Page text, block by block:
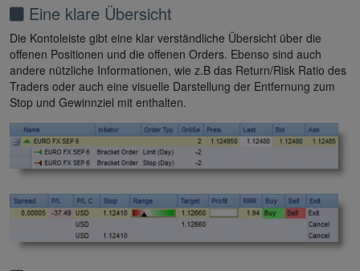
Eine klare Übersicht
Die Kontoleiste gibt eine klar verständliche Übersicht über die
offenen Positionen und die offenen Orders. Ebenso sind auch
andere nützliche Informationen, wie z.B das Return/Risk Ratio des
Traders oder auch eine visuelle Darstellung der Entfernung zum
Stop und Gewinnziel mit enthalten.